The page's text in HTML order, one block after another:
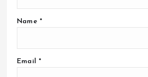
Name *
Email *